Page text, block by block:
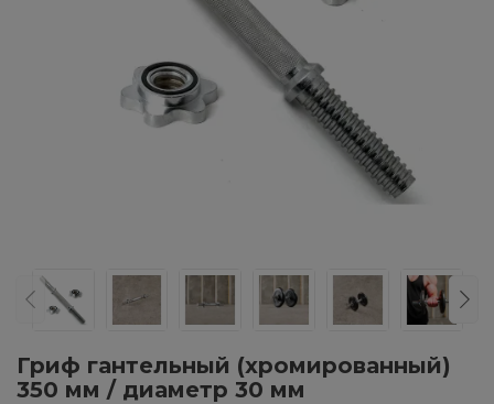
Гриф гантельный (хромированный)
350 мм / диаметр 30 мм